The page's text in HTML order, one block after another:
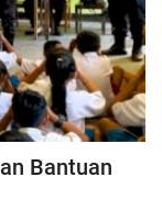
Bantuan